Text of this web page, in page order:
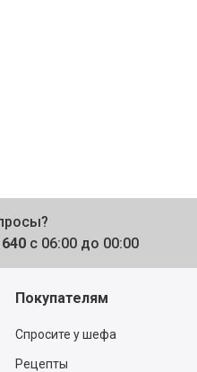
с 06:00 до 00:00
Покупателям
Спросите у шефа
Рецепты